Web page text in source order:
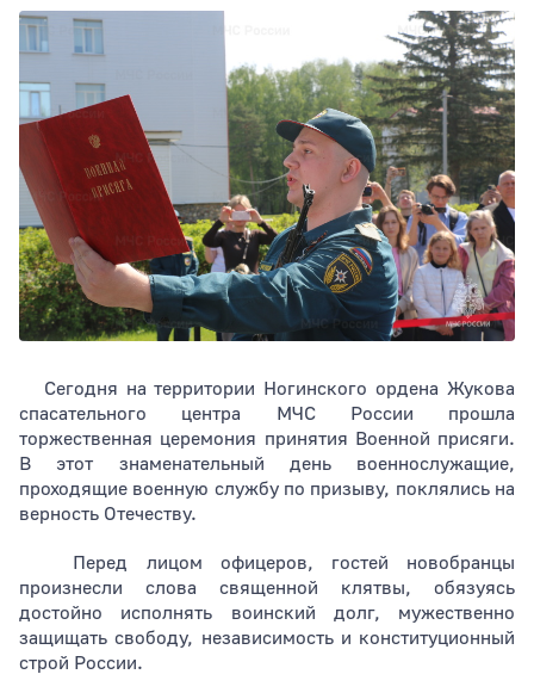
Тип раздела
Сегодня на территории Ногинского ордена Жукова
спасательного центра МЧС России прошла
торжественная церемония принятия Военной присяги.
В этот знаменательный день военнослужащие,
проходящие военную службу по призыву, поклялись на
верность Отечеству.
Перед лицом офицеров, гостей новобранцы
произнесли слова священной клятвы, обязуясь
достойно исполнять воинский долг, мужественно
защищать свободу, независимость и конституционный
строй России.